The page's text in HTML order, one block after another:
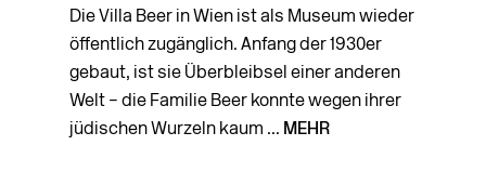
Die Villa Beer in Wien ist als Museum wieder
öffentlich zugänglich. Anfang der 1930er
gebaut, ist sie Überbleibsel einer anderen
Welt – die Familie Beer konnte wegen ihrer
jüdischen Wurzeln kaum ... MEHR